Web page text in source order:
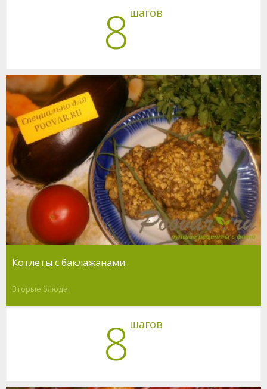
8 шагов
Котлеты с баклажанами
Вторые блюда
8 шагов